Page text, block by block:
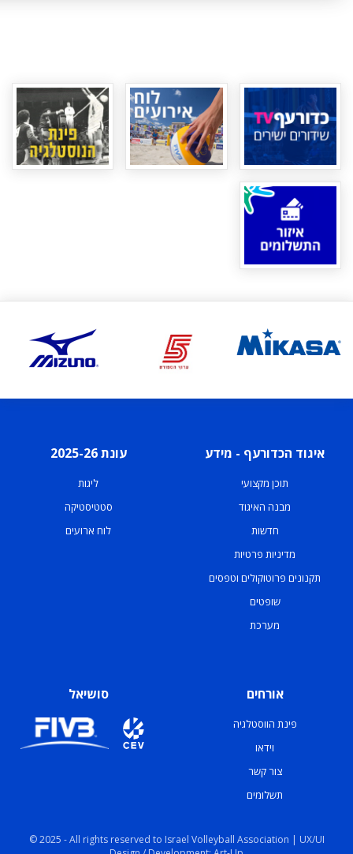
איגוד הכדורעף - מידע
תוכן מקצועי
מבנה האיגוד
חדשות
מדיניות פרטיות
תקנונים פרוטוקולים וטפסים
שופטים
מערכת
עונת 2025-26
ליגות
סטטיסטיקה
לוח ארועים
אורחים
פינת הווסטלגיה
וידאו
צור קשר
תשלומים
סושיאל
© 2025 - All rights reserved to Israel Volleyball Association | UX/UI